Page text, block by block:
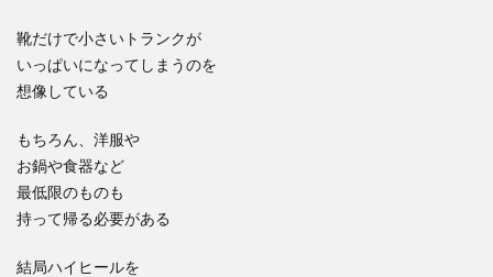
靴だけで小さいトランクが
いっぱいになってしまうのを
想像している
もちろん、洋服や
お鍋や食器など
最低限のものも
持って帰る必要がある
結局ハイヒールを